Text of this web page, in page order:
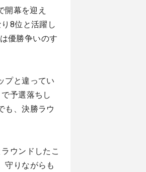
開幕を迎え
8位と活躍し
優勝争いのす
プと違ってい
予選落ちし
も、決勝ラウ
ウンドしたこ
守りながらも